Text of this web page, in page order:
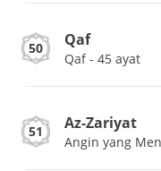
50 Qaf
Qaf - 45 ayat
51 Az-Zariyat
Angin yang